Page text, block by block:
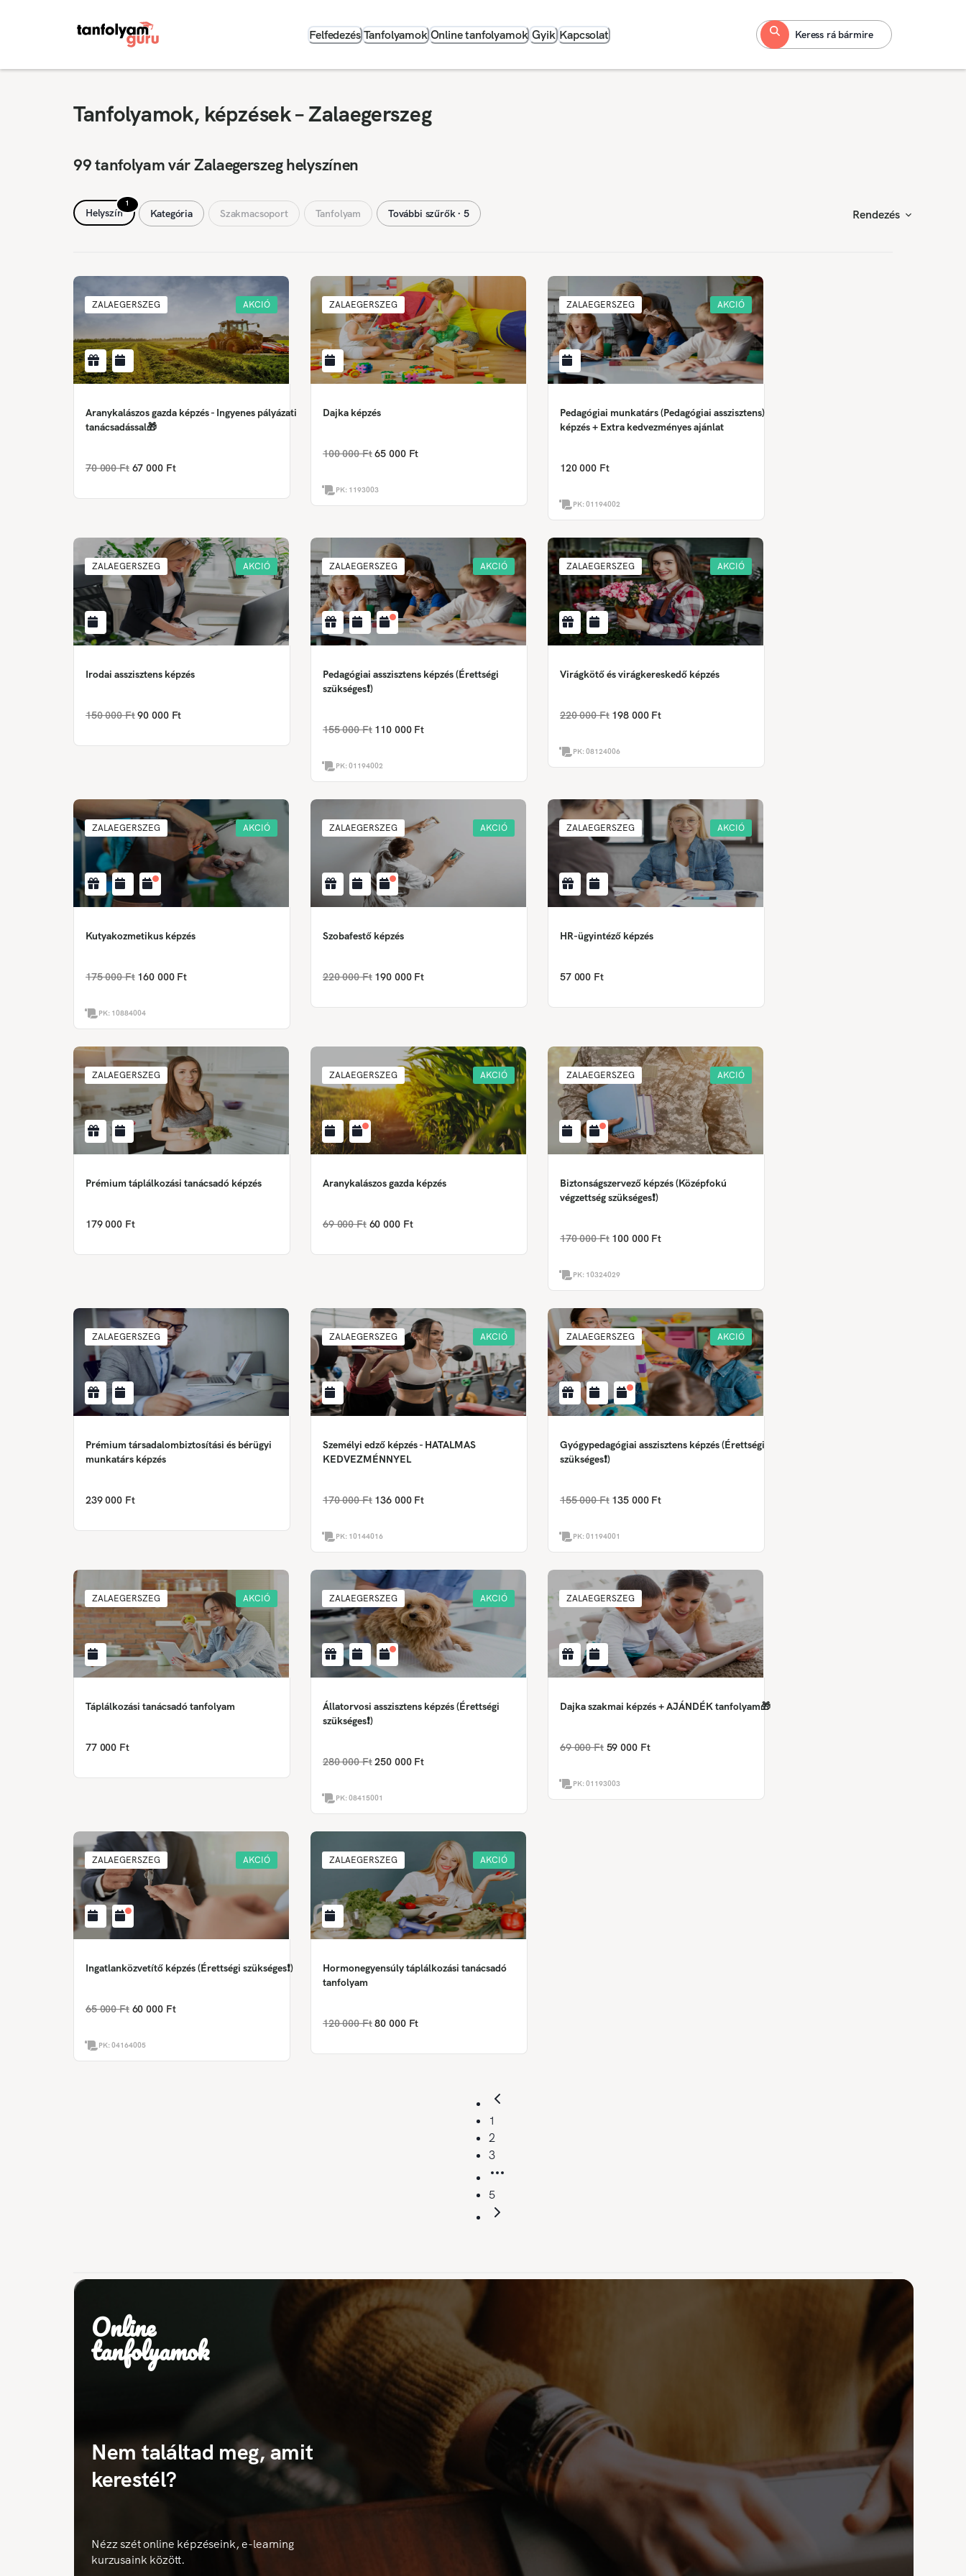
Felfedezés Tanfolyamok Online tanfolyamok Gyik Kapcsolat Keress rá bármire
Tanfolyamok, képzések – Zalaegerszeg
99 tanfolyam vár Zalaegerszeg helyszínen
1
Helyszín Kategória Szakmacsoport Tanfolyam További szűrők ∙ 5 Rendezés
ZALAEGERSZEG AKCIÓ
Aranykalászos gazda képzés - Ingyenes pályázati
tanácsadással🎁
70 000 Ft 67 000 Ft
ZALAEGERSZEG
Dajka képzés
100 000 Ft 65 000 Ft
PK: 1193003
ZALAEGERSZEG AKCIÓ
Pedagógiai munkatárs (Pedagógiai asszisztens)
képzés + Extra kedvezményes ajánlat
120 000 Ft
PK:01194002
ZALAEGERSZEG AKCIÓ
Irodai asszisztens képzés
150 000 Ft 90 000 Ft
ZALAEGERSZEG AKCIÓ
Pedagógiai asszisztens képzés (Érettségi
szükséges❗)
155 000 Ft 110 000 Ft
PK:01194002
ZALAEGERSZEG AKCIÓ
Virágkötő és virágkereskedő képzés
220 000 Ft 198 000 Ft
PK:08124006
ZALAEGERSZEG AKCIÓ
Kutyakozmetikus képzés
175 000 Ft 160 000 Ft
PK: 10884004
ZALAEGERSZEG AKCIÓ
Szobafestő képzés
220 000 Ft 190 000 Ft
ZALAEGERSZEG AKCIÓ
HR-ügyintéző képzés
57 000 Ft
ZALAEGERSZEG
Prémium táplálkozási tanácsadó képzés
179 000 Ft
ZALAEGERSZEG AKCIÓ
Aranykalászos gazda képzés
69 000 Ft 60 000 Ft
ZALAEGERSZEG AKCIÓ
Biztonságszervező képzés (Középfokú
végzettség szükséges❗)
170 000 Ft 100 000 Ft
PK: 10324029
ZALAEGERSZEG
Prémium társadalombiztosítási és bérügyi
munkatárs képzés
239 000 Ft
ZALAEGERSZEG AKCIÓ
Személyi edző képzés - HATALMAS
KEDVEZMÉNNYEL
170 000 Ft 136 000 Ft
PK: 10144016
ZALAEGERSZEG AKCIÓ
Gyógypedagógiai asszisztens képzés (Érettségi
szükséges❗)
155 000 Ft 135 000 Ft
PK:01194001
ZALAEGERSZEG AKCIÓ
Táplálkozási tanácsadó tanfolyam
77 000 Ft
ZALAEGERSZEG AKCIÓ
Állatorvosi asszisztens képzés (Érettségi
szükséges❗)
280 000 Ft 250 000 Ft
PK:08415001
ZALAEGERSZEG
Dajka szakmai képzés + AJÁNDÉK tanfolyam🎁
69 000 Ft 59 000 Ft
PK:01193003
ZALAEGERSZEG AKCIÓ
Ingatlanközvetítő képzés (Érettségi szükséges❗)
65 000 Ft 60 000 Ft
PK:04164005
ZALAEGERSZEG AKCIÓ
Hormonegyensúly táplálkozási tanácsadó
tanfolyam
120 000 Ft 80 000 Ft
1
2
3
5
Online
tanfolyamok
Nem találtad meg, amit
kerestél?
Nézz szét online képzéseink, e-learning
kurzusaink között.